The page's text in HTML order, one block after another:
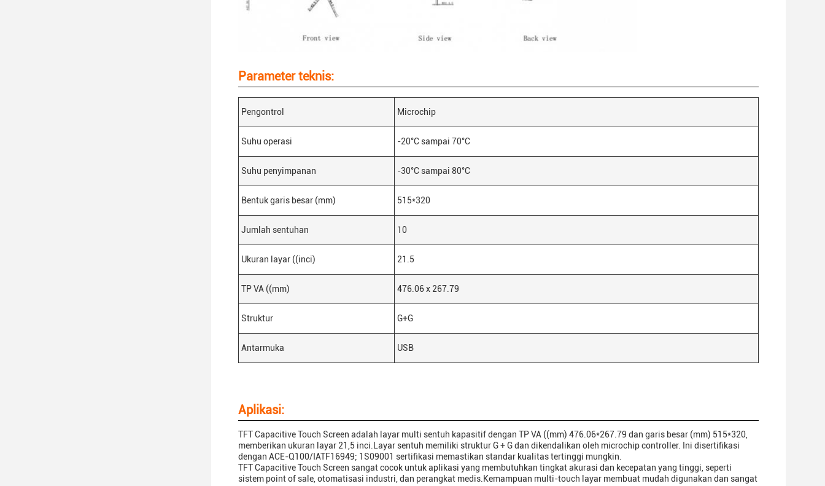
Parameter teknis:
Pengontrol Microchip
Suhu operasi -20°C sampai 70°C
Suhu penyimpanan -30°C sampai 80°C
Bentuk garis besar (mm) 515*320
Jumlah sentuhan 10
Ukuran layar ((inci) 21.5
TP VA ((mm) 476.06 x 267.79
Struktur G+G
Antarmuka USB
Aplikasi:
TFT Capacitive Touch Screen adalah layar multi sentuh kapasitif dengan TP VA ((mm) 476.06*267.79 dan garis besar (mm) 515*320,
memberikan ukuran layar 21,5 inci.Layar sentuh memiliki struktur G + G dan dikendalikan oleh microchip controller. Ini disertifikasi
dengan ACE-Q100/IATF16949; 1S09001 sertifikasi memastikan standar kualitas tertinggi mungkin.
TFT Capacitive Touch Screen sangat cocok untuk aplikasi yang membutuhkan tingkat akurasi dan kecepatan yang tinggi, seperti
sistem point of sale, otomatisasi industri, dan perangkat medis.Kemampuan multi-touch layar membuat mudah digunakan dan sangat